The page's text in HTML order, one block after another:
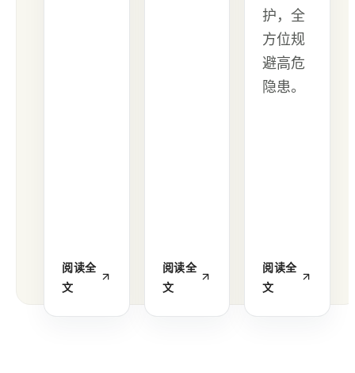
阅读全
文
阅读全
文
护，全
方位规
避高危
隐患。
阅读全
文